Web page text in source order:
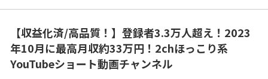
【収益化済/高品質！】登録者3.3万人超え！2023
年10月に最高月収約33万円！2chほっこり系
YouTubeショート動画チャンネル